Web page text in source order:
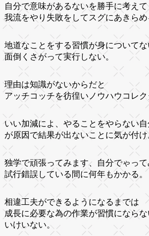
自分で意味があるないを勝手に考えて
我流をやり失敗をしてスグにあきらめ
地道なことをする習慣が身についてな
面倒くさがって実行しない。
理由は知識がないからだと
アッチコッチを彷徨いノウハウコレク
いい加減によ、やることをやらない自
が原因で結果が出ないことに気が付け
独学で頑張ってみます、自分でゃっ
試行錯誤している間に何年もかかる。
相違工夫ができるようになるまでは
成長に必要な為の作業が習慣になら
いけいない。